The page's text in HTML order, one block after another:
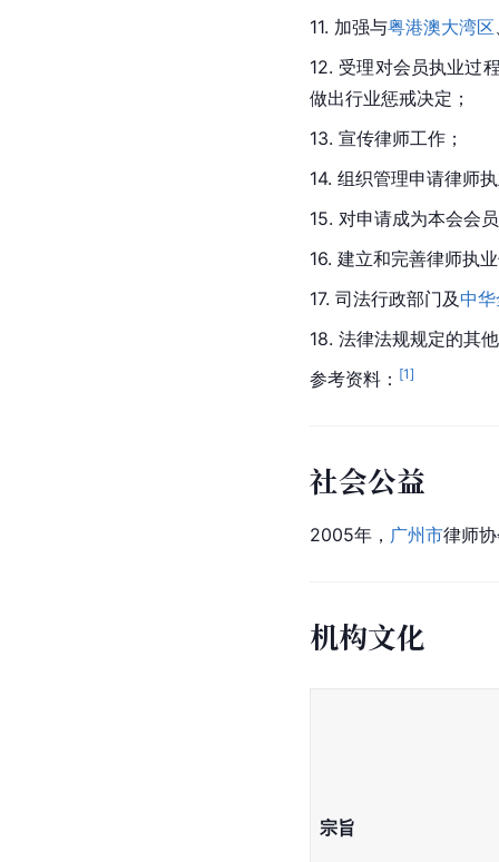
11. 加强与粤港澳大湾区
12. 受理对会员执业过
做出行业惩戒决定；
13. 宣传律师工作；
14. 组织管理申请律师
15. 对申请成为本会会
16. 建立和完善律师执
17. 司法行政部门及中
18. 法律法规规定的其
参考资料： [1]
社会公益
2005年， 广州市律师
机构文化
宗旨